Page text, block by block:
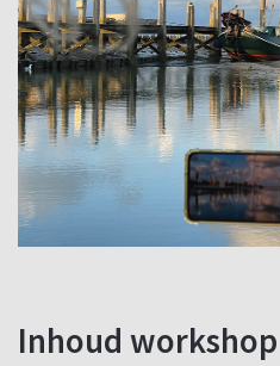
Inhoud workshop